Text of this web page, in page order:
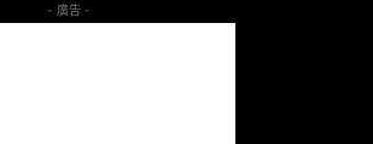
- 廣告 -